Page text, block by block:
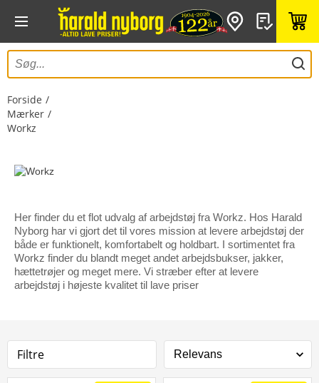
Forside
Mærker
Workz
Her finder du et flot udvalg af arbejdstøj fra Workz. Hos Harald
Nyborg har vi gjort det til vores mission at levere arbejdstøj der
både er funktionelt, komfortabelt og holdbart. I sortimentet fra
Workz finder du blandt meget andet arbejdsbukser, jakker,
hættetrøjer og meget mere. Vi stræber efter at levere
arbejdstøj i højeste kvalitet til lave priser
Filtre